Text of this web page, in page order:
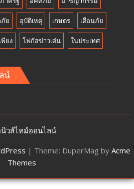
ย อุบัติเหตุ เกษตร เตือนภัย
พียง โฟกัสข่าวเด่น ในประเทศ
น์
วส์ไทม์ออนไลน์
| Theme: DuperMag by Acme
Themes